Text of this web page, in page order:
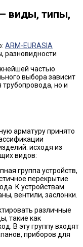
виды, типы,
ARM-EURASIA
частью
выбора зависит
но и
арматуру принято
исходя из
видов:
группа устройств,
перекрытие
К устройствам
вентили, заслонки.
различные
такие как
В эту группу входят
приборов для